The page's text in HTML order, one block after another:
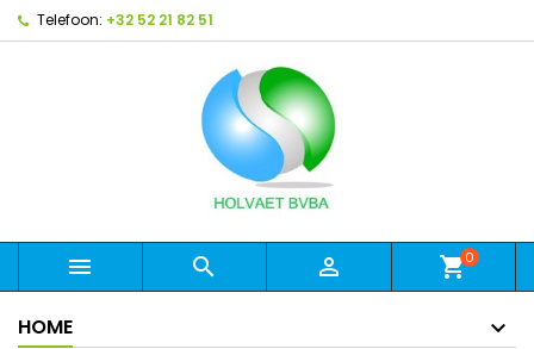
Telefoon: +32 52 21 82 51
   shopping_cart0
HOME